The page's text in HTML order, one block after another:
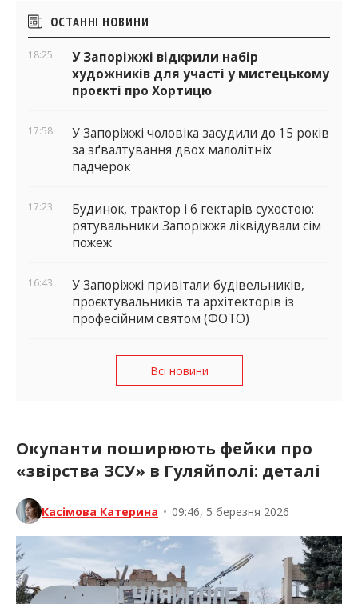
Бічні
віджети
ОСТАННІ НОВИНИ
18:25
У Запоріжжі відкрили набір
художників для участі у мистецькому
проєкті про Хортицю
17:58
У Запоріжжі чоловіка засудили до 15 років
за зґвалтування двох малолітніх
падчерок
17:23
Будинок, трактор і 6 гектарів сухостою:
рятувальники Запоріжжя ліквідували сім
пожеж
16:43
У Запоріжжі привітали будівельників,
проєктувальників та архітекторів із
професійним святом (ФОТО)
Всі новини
Окупанти поширюють фейки про
«звірства ЗСУ» в Гуляйполі: деталі
Касімова Катерина • 09:46, 5 березня 2026